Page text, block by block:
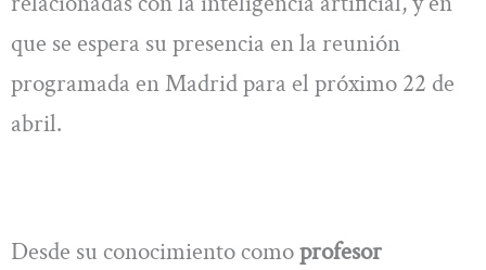
que se espera su presencia en la reunión
programada en Madrid para el próximo 22 de
abril.
Desde su conocimiento comoprofesor